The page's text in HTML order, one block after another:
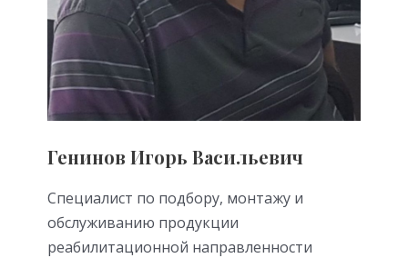
Генинов Игорь Васильевич
Специалист по подбору, монтажу и
обслуживанию продукции
реабилитационной направленности